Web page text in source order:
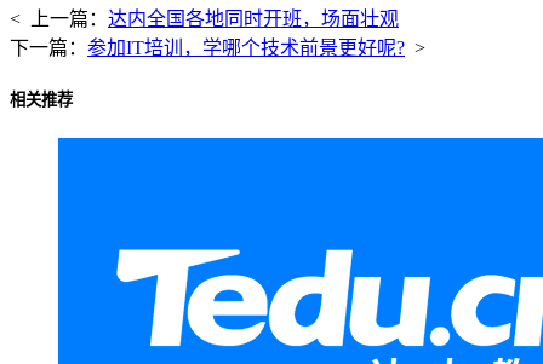
< 上一篇： 达内全国各地同时开班，场面壮观
下一篇： 参加IT培训，学哪个技术前景更好呢? >
相关推荐